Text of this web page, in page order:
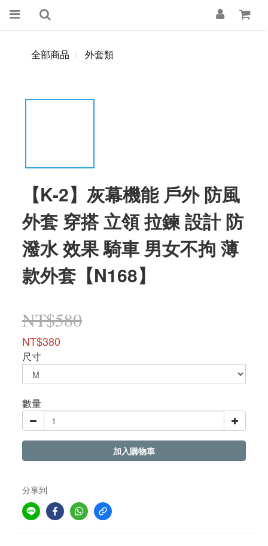
全部商品 外套類
【K-2】灰幕機能 戶外 防風
外套 穿搭 立領 拉鍊 設計 防
潑水 效果 騎車 男女不拘 薄
款外套【N168】
NT$580
NT$380
尺寸
數量
加入購物車
分享到